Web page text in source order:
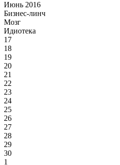
Июнь 2016
Бизнес-линч
Мозг
Идиотека
17
18
19
20
21
22
23
24
25
26
27
28
29
30
1